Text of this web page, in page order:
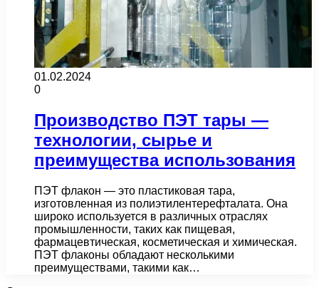
01.02.2024
0
Производство ПЭТ тары —
технологии, сырье и
преимущества использования
ПЭТ флакон — это пластиковая тара,
изготовленная из полиэтилентерефталата. Она
широко используется в различных отраслях
промышленности, таких как пищевая,
фармацевтическая, косметическая и химическая.
ПЭТ флаконы обладают несколькими
преимуществами, такими как…